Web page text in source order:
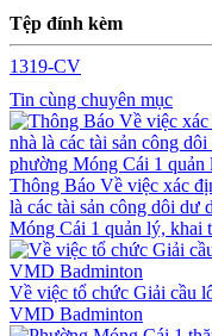
Tệp đính kèm
1319-CV
Tin cùng chuyên mục
Thông Báo Về việc xác
là các tài sản công dôi dư
Móng Cái 1 quản lý, khai
Về việc tổ chức Giải cầu
VMD Badminton